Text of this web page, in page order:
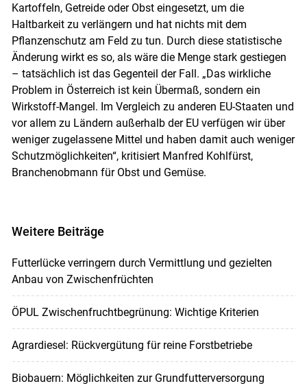
Kartoffeln, Getreide oder Obst eingesetzt, um die
Haltbarkeit zu verlängern und hat nichts mit dem
Pflanzenschutz am Feld zu tun. Durch diese statistische
Änderung wirkt es so, als wäre die Menge stark gestiegen
– tatsächlich ist das Gegenteil der Fall. „Das wirkliche
Problem in Österreich ist kein Übermaß, sondern ein
Wirkstoff-Mangel. Im Vergleich zu anderen EU-Staaten und
vor allem zu Ländern außerhalb der EU verfügen wir über
weniger zugelassene Mittel und haben damit auch weniger
Schutzmöglichkeiten“, kritisiert Manfred Kohlfürst,
Branchen­obmann für Obst und Gemüse.
Weitere Beiträge
Futterlücke verringern durch Vermittlung und gezielten
Anbau von Zwischenfrüchten
ÖPUL Zwischenfruchtbegrünung: Wichtige Kriterien
Agrardiesel: Rückvergütung für reine Forstbetriebe
Biobauern: Möglichkeiten zur Grundfutterversorgung